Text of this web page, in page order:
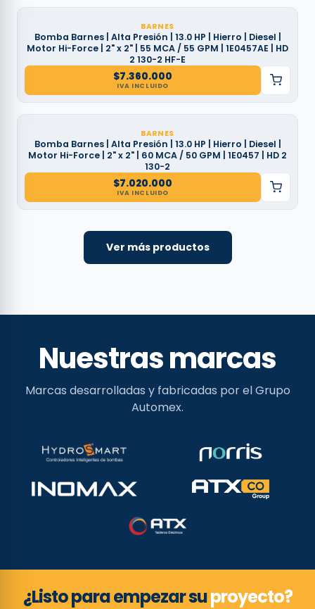
BARNES
Bomba Barnes | Alta Presión | 13.0 HP | Hierro | Diesel |
Motor Hi-Force | 2" x 2" | 55 MCA / 55 GPM | 1E0457AE | HD
2 130-2 HF-E
$7.360.000
IVA INCLUIDO
BARNES
Bomba Barnes | Alta Presión | 13.0 HP | Hierro | Diesel |
Motor Hi-Force | 2" x 2" | 60 MCA / 50 GPM | 1E0457 | HD 2
130-2
$7.020.000
IVA INCLUIDO
Ver más productos
Nuestras marcas
Marcas desarrolladas y fabricadas por el Grupo
Automex.
¿Listo para empezar suproyecto?